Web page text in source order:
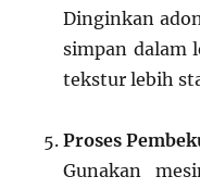
Dinginkan
simpan dalam
tekstur lebih
Proses
Gunakan